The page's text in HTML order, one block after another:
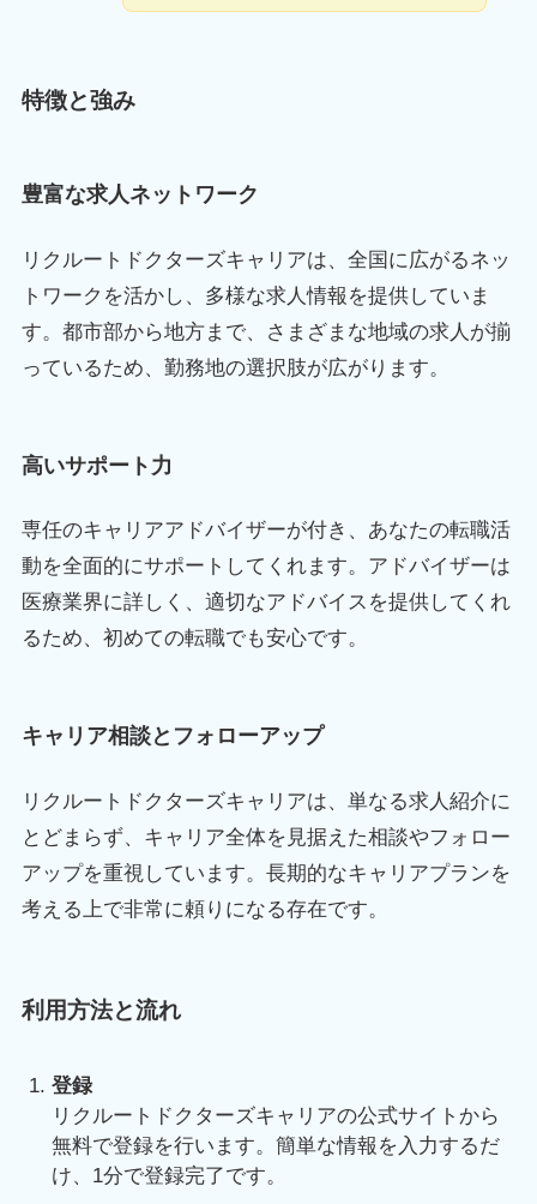
特徴と強み
豊富な求人ネットワーク
リクルートドクターズキャリアは、全国に広がるネッ
トワークを活かし、多様な求人情報を提供していま
す。都市部から地方まで、さまざまな地域の求人が揃
っているため、勤務地の選択肢が広がります。
高いサポート力
専任のキャリアアドバイザーが付き、あなたの転職活
動を全面的にサポートしてくれます。アドバイザーは
医療業界に詳しく、適切なアドバイスを提供してくれ
るため、初めての転職でも安心です。
キャリア相談とフォローアップ
リクルートドクターズキャリアは、単なる求人紹介に
とどまらず、キャリア全体を見据えた相談やフォロー
アップを重視しています。長期的なキャリアプランを
考える上で非常に頼りになる存在です。
利用方法と流れ
登録
リクルートドクターズキャリアの公式サイトから
無料で登録を行います。簡単な情報を入力するだ
け、1分で登録完了です。